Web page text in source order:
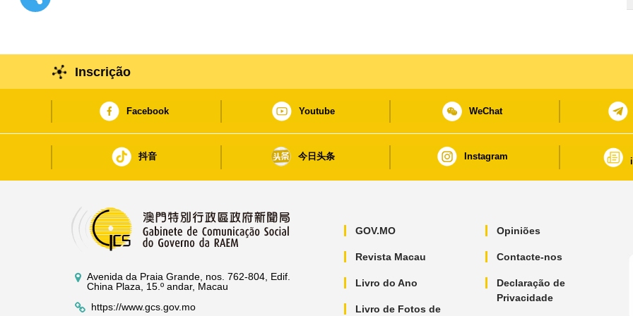
Inscrição
Facebook Youtube WeChat
抖音 今日头条 Instagram
Avenida da Praia Grande, nos. 762-804, Edif.
China Plaza, 15.º andar, Macau
https://www.gcs.gov.mo
GOV.MO
Revista Macau
Livro do Ano
Livro de Fotos de
Opiniões
Contacte-nos
Declaração de
Privacidade